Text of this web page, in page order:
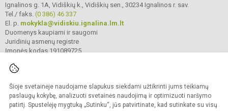
Šioje svetainėje naudojame slapukus siekdami užtikrinti jums teikiamų
paslaugų kokybę, analizuoti svetainės naudojimą ir optimizuoti naršymo
patirtį. Spustelėję mygtuką „Sutinku“, jūs patvirtinate, kad sutinkate su visų
Ignalinos g. 1A, Vidiškių k., Vidiškių sen., 30234 Ignalinos r. sav.
Tel./ faks. (0 386) 46 337
El. p. mokykla@vidiskiu.ignalina.lm.lt
Duomenys kaupiami ir saugomi
Juridinių asmenų registre
Įmonės kodas 191089725
© 2025. Ignalinos r. Vidiškių gimnazija. Visos teisės saugomos.
Kopijuoti turinį be raštiško gimnazijos sutikimo griežtai draudžiama.
Prieinamumo paraiška Slapukų valdymas